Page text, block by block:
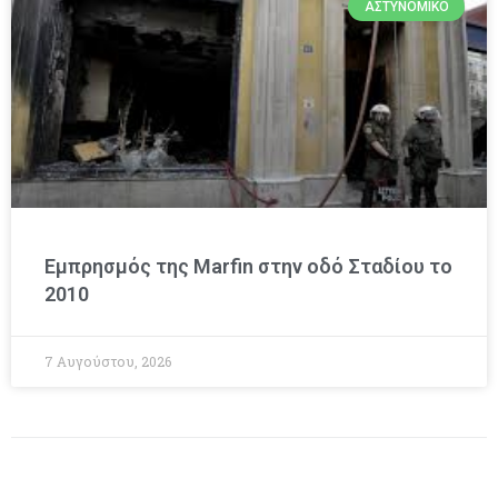
ΑΣΤΥΝΟΜΙΚΌ
Εμπρησμός της Marfin στην οδό Σταδίου το
2010
7 Αυγούστου, 2026